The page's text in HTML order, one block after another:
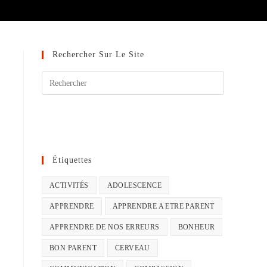
Rechercher Sur Le Site
Étiquettes
ACTIVITÉS ADOLESCENCE
APPRENDRE APPRENDRE A ETRE PARENT
APPRENDRE DE NOS ERREURS BONHEUR
BON PARENT CERVEAU